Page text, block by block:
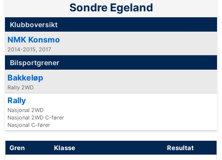
Sondre Egeland
Klubboversikt
NMK Konsmo
2014-2015, 2017
Bilsportgrener
Bakkeløp
Rally 2WD
Rally
Nasjonal 2WD
Nasjonal 2WD C-fører
Nasjonal C-fører
Gren Klasse Resultat